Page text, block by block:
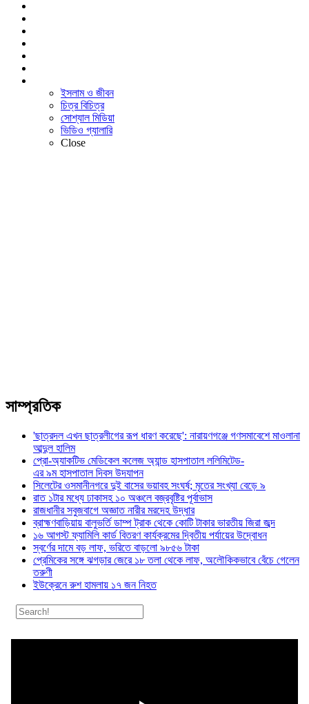
ইসলাম ও জীবন
চিত্র বিচিত্র
সোশ্যাল মিডিয়া
ভিডিও গ্যালারি
Close
সাম্প্রতিক
'ছাত্রদল এখন ছাত্রলীগের রূপ ধারণ করেছে': নারায়ণগঞ্জে গণসমাবেশে মাওলানা
আব্দুল হালিম
প্রো-অ্যাকটিভ মেডিকেল কলেজ অ্যান্ড হাসপাতাল ললিমিটেড-
এর ৯ম হাসপাতাল দিবস উদযাপন
সিলেটের ওসমানীনগরে দুই বাসের ভয়াবহ সংঘর্ষ; মৃতের সংখ্যা বেড়ে ৯
রাত ১টার মধ্যে ঢাকাসহ ১০ অঞ্চলে বজ্রবৃষ্টির পূর্বাভাস
রাজধানীর সবুজবাগে অজ্ঞাত নারীর মরদেহ উদ্ধার
ব্রাহ্মণবাড়িয়ায় বালুভর্তি ডাম্প ট্রাক থেকে কোটি টাকার ভারতীয় জিরা জব্দ
১৬ আগস্ট ফ্যামিলি কার্ড বিতরণ কার্যক্রমের দ্বিতীয় পর্যায়ের উদ্বোধন
স্বর্ণের দামে বড় লাফ, ভরিতে বাড়লো ৯৮৫৬ টাকা
প্রেমিকের সঙ্গে ঝগড়ার জেরে ১৮ তলা থেকে লাফ, অলৌকিকভাবে বেঁচে গেলেন
তরুণী
ইউক্রেনে রুশ হামলায় ১৭ জন নিহত